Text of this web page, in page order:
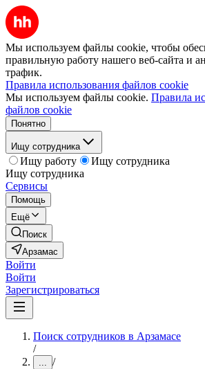
Мы используем файлы cookie, чтобы
правильную работу нашего веб-сайта и
трафик.
Правила использования файлов cookie
Мы используем файлы cookie. Правила
файлов cookie
Понятно
Ищу сотрудника
Ищу работу
Ищу сотрудника
Ищу сотрудника
Сервисы
Помощь
Ещё
Поиск
Арзамас
Войти
Войти
Зарегистрироваться
Поиск сотрудников в Арзамасе
/
... /